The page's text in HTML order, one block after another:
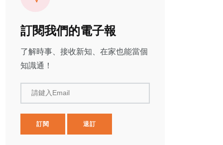
訂閱我們的電子報
了解時事、接收新知、在家也能當個
知識通！
請鍵入Email
訂閱 退訂